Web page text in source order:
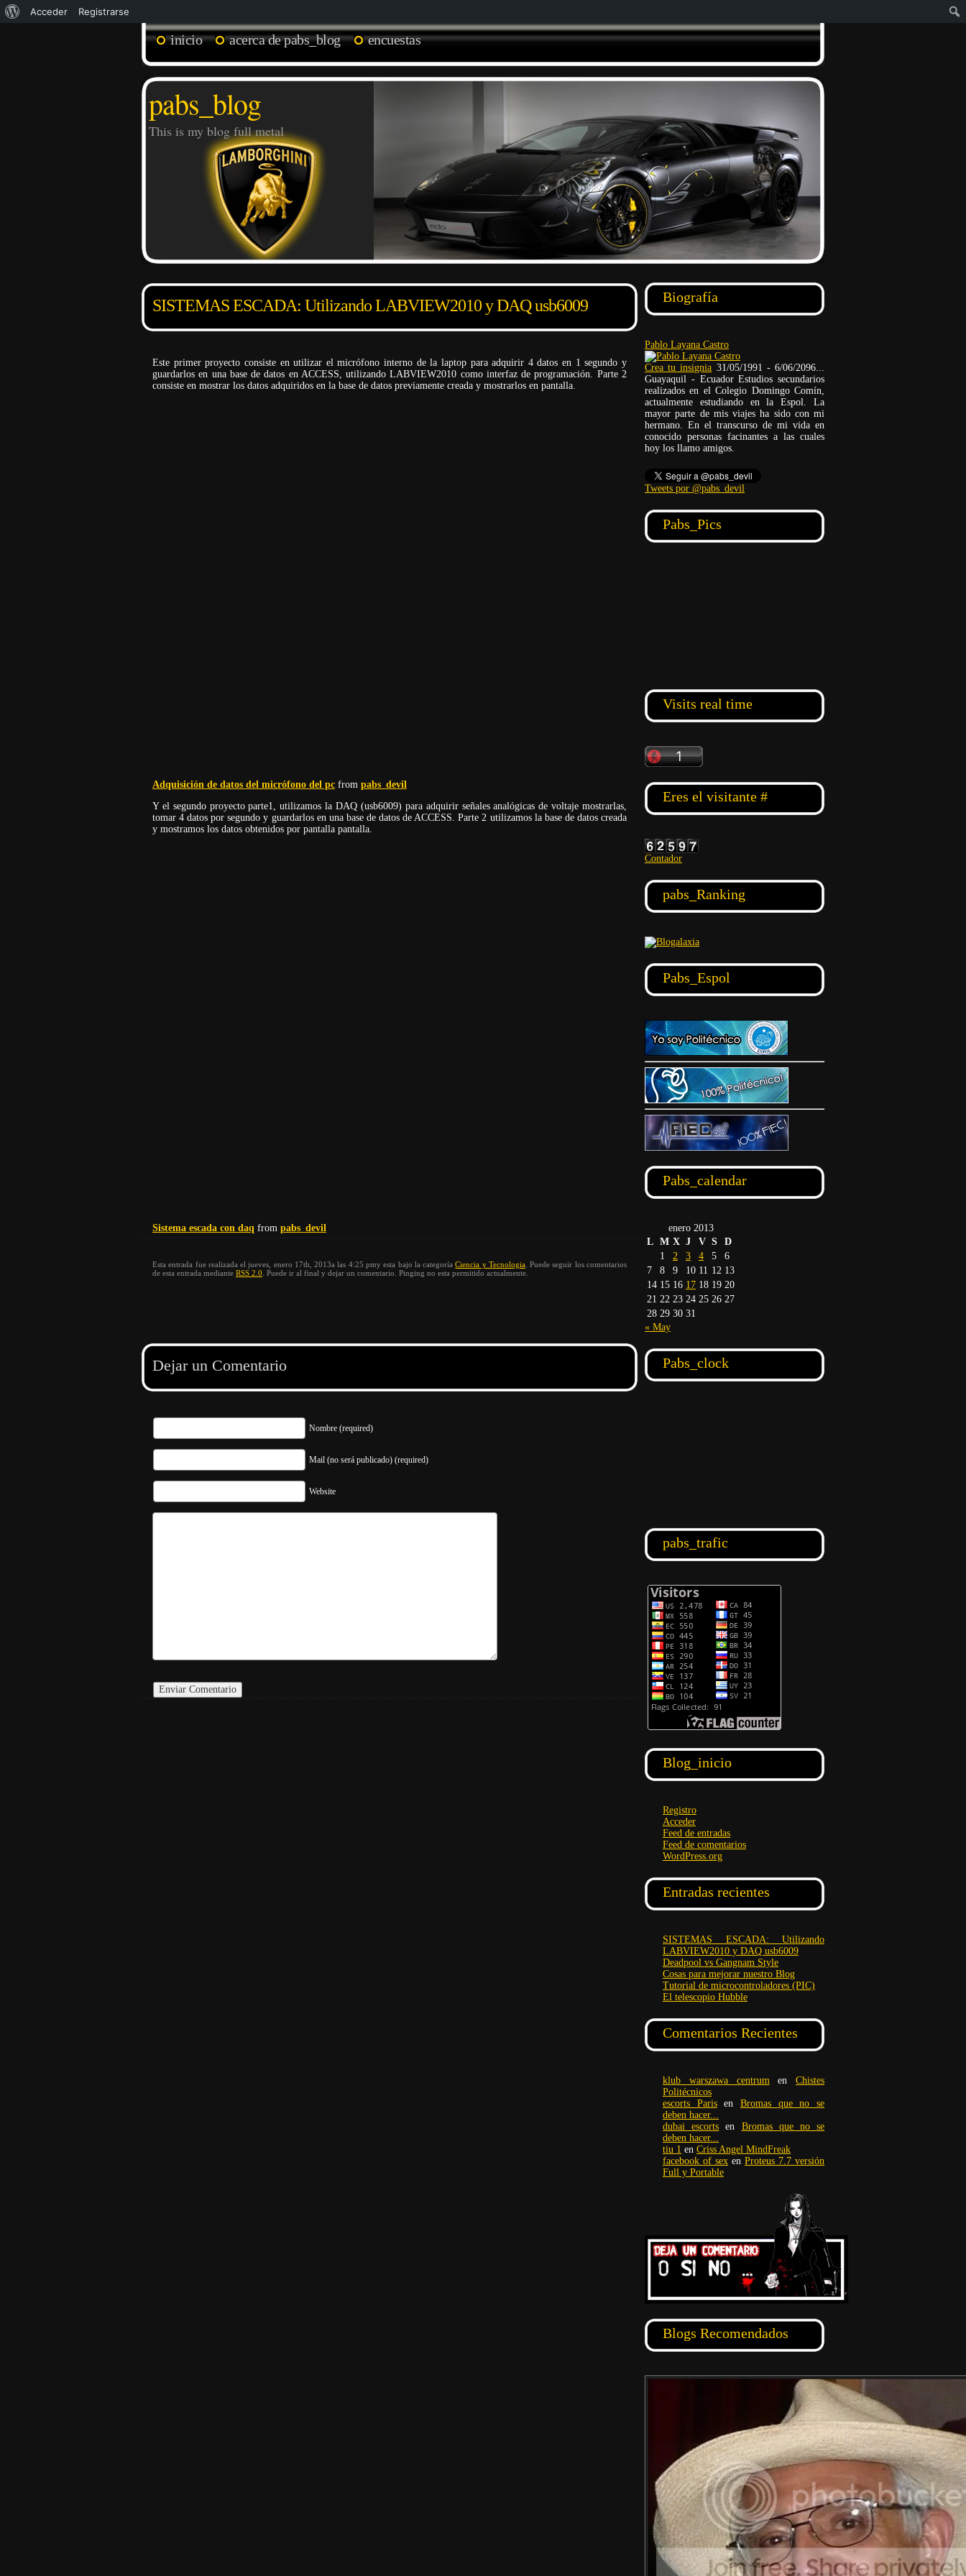
inicio acerca de pabs_blog encuestas
pabs_blog
This is my blog full metal
SISTEMAS ESCADA: Utilizando LABVIEW2010 y DAQ usb6009
Este primer proyecto consiste en utilizar el micrófono interno de la laptop para adquirir 4 datos en 1 segundo y
guardarlos en una base de datos en ACCESS, utilizando LABVIEW2010 como interfaz de programación. Parte 2
consiste en mostrar los datos adquiridos en la base de datos previamente creada y mostrarlos en pantalla.
Adquisición de datos del micrófono del pc from pabs_devil
Y el segundo proyecto parte1, utilizamos la DAQ (usb6009) para adquirir señales analógicas de voltaje mostrarlas,
tomar 4 datos por segundo y guardarlos en una base de datos de ACCESS. Parte 2 utilizamos la base de datos creada
y mostramos los datos obtenidos por pantalla pantalla.
Sistema escada con daq from pabs_devil
Esta entrada fue realizada el jueves, enero 17th, 2013a las 4:25 pmy esta bajo la categoríaCiencia y Tecnologia. Puede seguir los comentarios
de esta entrada mediante RSS 2.0 . Puede ir al final y dejar un comentario. Pinging no esta permitido actualmente.
Dejar un Comentario
Nombre (required)
Mail (no será publicado) (required)
Website
Biografía
Pablo Layana Castro
Crea tu insignia 31/05/1991 - 6/06/2096...
Guayaquil - Ecuador Estudios secundarios
realizados en el Colegio Domingo Comín,
actualmente estudiando en la Espol. La
mayor parte de mis viajes ha sido con mi
hermano. En el transcurso de mi vida en
conocido personas facinantes a las cuales
hoy los llamo amigos.
Tweets por @pabs_devil
Pabs_Pics
Visits real time
Eres el visitante #
Contador
pabs_Ranking
Pabs_Espol
Pabs_calendar
enero 2013
L M X J V S
D
1
2 3 4 5
6
7
8 9 10 11 12 13
14 15 16 17 18 19 20
21 22 23 24 25 26 27
28 29 30 31
« May
Pabs_clock
pabs_trafic
Blog_inicio
Registro
Acceder
Feed de entradas
Feed de comentarios
WordPress.org
Entradas recientes
SISTEMAS ESCADA: Utilizando
LABVIEW2010 y DAQ usb6009
Deadpool vs Gangnam Style
Cosas para mejorar nuestro Blog
Tutorial de microcontroladores (PIC)
El telescopio Hubble
Comentarios Recientes
klub warszawa centrumen Chistes
Politécnicos
escorts ParisenBromas que no se
deben hacer...
dubai escorts en Bromas que no se
deben hacer...
tiu 1 en Criss Angel MindFreak
facebook of sex en Proteus 7.7 versión
Full y Portable
Blogs Recomendados
Acerca
Acceder Registrarse